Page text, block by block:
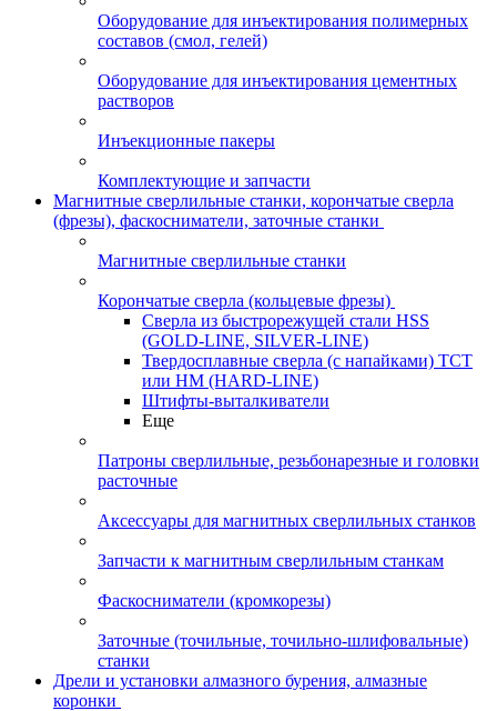
Оборудование для инъектирования полимерных
составов (смол, гелей)
Оборудование для инъектирования цементных
растворов
Инъекционные пакеры
Комплектующие и запчасти
Магнитные сверлильные станки, корончатые сверла
(фрезы), фаскосниматели, заточные станки
Магнитные сверлильные станки
Корончатые сверла (кольцевые фрезы)
Сверла из быстрорежущей стали HSS
(GOLD-LINE, SILVER-LINE)
Твердосплавные сверла (с напайками) ТСТ
или HM (HARD-LINE)
Штифты-выталкиватели
Еще
Патроны сверлильные, резьбонарезные и головки
расточные
Аксессуары для магнитных сверлильных станков
Запчасти к магнитным сверлильным станкам
Фаскосниматели (кромкорезы)
Заточные (точильные, точильно-шлифовальные)
станки
Дрели и установки алмазного бурения, алмазные
коронки